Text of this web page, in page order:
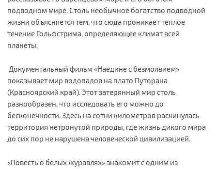
подводном мире. Столь необычное богатство подводной
жизни объясняется тем, что сюда проникает теплое
течение Гольфстрима, определяющее климат всей
планеты.
Документальный фильм «Наедине с безмолвием»
показывает мир водопадов на плато Путорана
(Красноярский край). Этот затерянный мир столь
разнообразен, что исследовать его можно до
бесконечности. Здесь на сотни километров раскинулась
территория нетронутой природы, где жизнь дикого мира
до сих пор не нарушена человеческой цивилизацией.
«Повесть о белых журавлях» знакомит с одним из